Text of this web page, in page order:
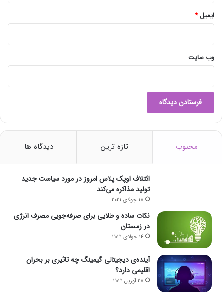
ایمیل*
وب‌ سایت
محبوب تازه ترین دیدگاه ها
ائتلاف اوپک پلاس امروز در مورد سیاست جدید
تولید مذاکره می‌کند
18 جولای 2021
نکات ساده و طلایی برای صرفه‌جویی مصرف انرژی
در زمستان
14 جولای 2021
آینده‌ی دیجیتالی گیمینگ چه تاثیری بر بحران
اقلیمی دارد؟
28 آوریل 2021